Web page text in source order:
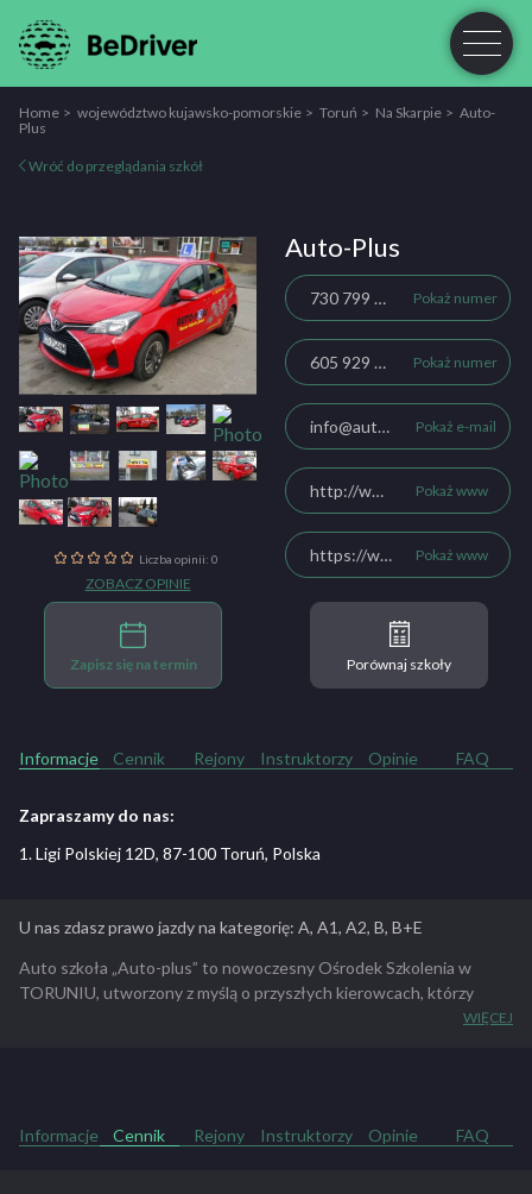
Home województwo kujawsko-pomorskie Toruń Na Skarpie
Auto-
Plus
Wróć do przeglądania szkół
Liczba opinii: 0
ZOBACZ OPINIE
Auto-Plus
730 799 733 Pokaż numer
605 929 733 Pokaż numer
info@auto-plus-torun.pl Pokaż e-mail
http://www.auto-plus-torun.pl Pokaż www
https://www.facebook.com/OSKAutoPlus Pokaż www
Zapisz się na termin Porównaj szkoły
Informacje Cennik Rejony Instruktorzy Opinie FAQ
Zapraszamy do nas:
1. Ligi Polskiej 12D, 87-100 Toruń, Polska
U nas zdasz prawo jazdy na kategorię: A, A1, A2, B, B+E
Auto szkoła „Auto-plus” to nowoczesny Ośrodek Szkolenia w
TORUNIU, utworzony z myślą o przyszłych kierowcach, którzy
stawiają na najwyższy poziom kształcenia i usług. Od początkuWIĘCEJ
Informacje Cennik Rejony Instruktorzy Opinie FAQ